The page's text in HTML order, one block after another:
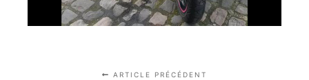
ARTICLE PRÉCÉDENT